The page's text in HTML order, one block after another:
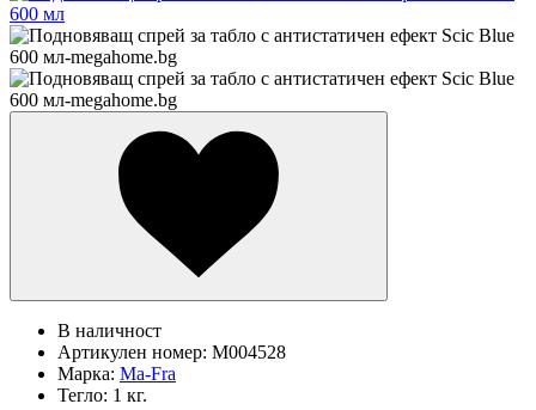
В наличност
Артикулен номер: M004528
Марка: Ma-Fra
Тегло: 1 кг.